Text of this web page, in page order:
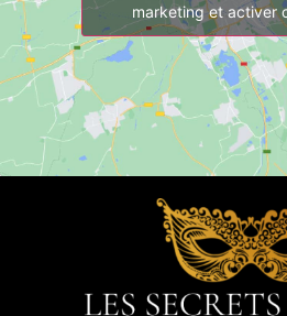
marketing et activer